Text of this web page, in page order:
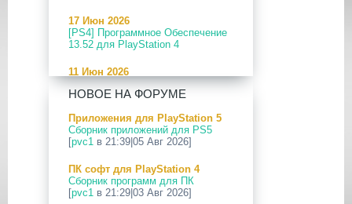
17 Июн 2026
[PS4] Программное Обеспечение
13.52 для PlayStation 4
11 Июн 2026
[PS5] Программное Обеспечение
26.04-13.40.00 для PlayStation 5
24 Апр 2026
[PS5] Программное Обеспечение
26.03-13.20.00 для PlayStation 5
12 Апр 2026
[PS Portal] Программное
Обеспечение 7.0.2 для PS Portal
НОВОЕ НА ФОРУМЕ
Приложения для PlayStation 5
Сборник приложений для PS5
[pvc1 в 21:39|05 Авг 2026]
ПК софт для PlayStation 4
Сборник программ для ПК
[pvc1 в 21:29|03 Авг 2026]